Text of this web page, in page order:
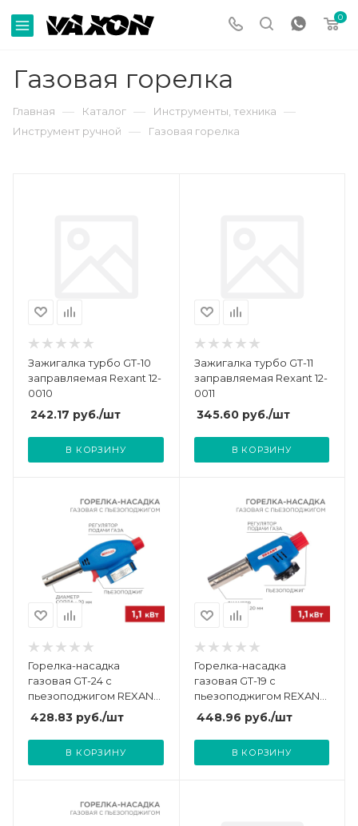
0
Газовая горелка
Главная — Каталог — Инструменты, техника —
Инструмент ручной — Газовая горелка
Зажигалка турбо GT-10
заправляемая Rexant 12-
0010
242.17 руб./шт
В КОРЗИНУ
Зажигалка турбо GT-11
заправляемая Rexant 12-
0011
345.60руб./шт
В КОРЗИНУ
Горелка-насадка
газовая GT-24 с
пьезоподжигом REXANT
12-0024
428.83 руб./шт
В КОРЗИНУ
Горелка-насадка
газовая GT-19 с
пьезоподжигом REXANT
12-0019
448.96 руб./шт
В КОРЗИНУ